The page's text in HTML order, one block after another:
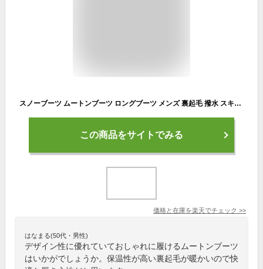
スノーブーツ ムートンブーツ ロングブーツ メンズ 裏起毛 撥水 スキー 雪靴 アウトドア カジュアル 滑り止め 暖かい 冬物 ハイカット プレゼント
この商品をサイトでみる
価格と在庫を楽天でチェック >>
はなまる(50代・男性)
デザイン性に優れていておしゃれに履けるムートンブーツ
はいかがでしょうか。保温性が高い裏起毛が暖かいので快